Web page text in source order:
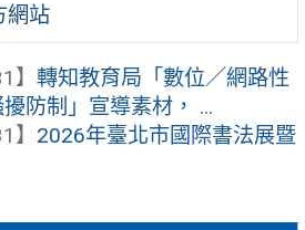
網站
】 轉知教育局「數位／網路性
防制」宣導素材， ...
】 2026年臺北市國際書法展暨